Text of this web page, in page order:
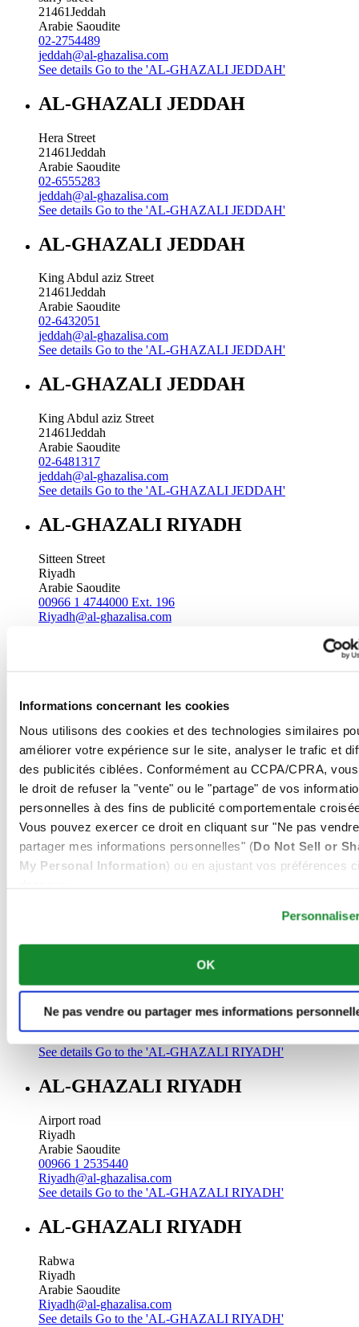
Informations concernant les cookies
Nous utilisons des cookies et des technologies similaires
améliorer votre expérience sur le site, analyser le trafic et
des publicités ciblées. Conformément au CCPA/CPRA,
le droit de refuser la "vente" ou le "partage" de vos
personnelles à des fins de publicité comportementale
Vous pouvez exercer ce droit en cliquant sur "Ne pas
partager mes informations personnelles" (Do Not Sell or
My Personal Information) ou en ajustant vos préférences
OK
Ne pas vendre ou partager mes informations
21461Jeddah
Arabie Saoudite
02-2754489
jeddah@al-ghazalisa.com
See details Go to the 'AL-GHAZALI JEDDAH'
AL-GHAZALI JEDDAH
Hera Street
21461Jeddah
Arabie Saoudite
02-6555283
jeddah@al-ghazalisa.com
See details Go to the 'AL-GHAZALI JEDDAH'
AL-GHAZALI JEDDAH
King Abdul aziz Street
21461Jeddah
Arabie Saoudite
02-6432051
jeddah@al-ghazalisa.com
See details Go to the 'AL-GHAZALI JEDDAH'
AL-GHAZALI JEDDAH
King Abdul aziz Street
21461Jeddah
Arabie Saoudite
02-6481317
jeddah@al-ghazalisa.com
See details Go to the 'AL-GHAZALI JEDDAH'
AL-GHAZALI RIYADH
Sitteen Street
Riyadh
Arabie Saoudite
00966 1 4744000 Ext. 196
Riyadh@al-ghazalisa.com
Batha
Riyadh
Arabie Saoudite
00966 1 4032968
Riyadh@al-ghazalisa.com
See details Go to the 'AL-GHAZALI RIYADH'
AL-GHAZALI RIYADH
Olaya
Riyadh
Arabie Saoudite
Go to the 'AL-GHAZALI RIYADH'
AL-GHAZALI RIYADH
Riyadh
Arabie Saoudite
See details Go to the 'AL-GHAZALI RIYADH'
AL-GHAZALI RIYADH
Airport road
Riyadh
Arabie Saoudite
00966 1 2535440
Riyadh@al-ghazalisa.com
See details Go to the 'AL-GHAZALI RIYADH'
AL-GHAZALI RIYADH
Rabwa
Riyadh
Arabie Saoudite
Riyadh@al-ghazalisa.com
See details Go to the 'AL-GHAZALI RIYADH'